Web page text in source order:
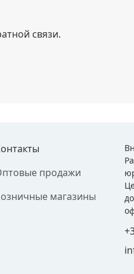
связи.
продажи
магазины